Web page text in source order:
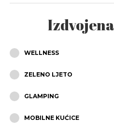
WELLNESS
ZELENO LJETO
GLAMPING
MOBILNE KUĆICE